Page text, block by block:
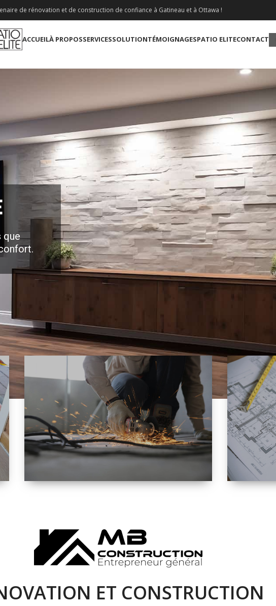
de rénovation et de construction de confiance à Gatineau et à Ottawa !
ACCUEILÀ PROPOSSERVICESSOLUTIONTÉMOIGNAGESPATIO ELITECONTACT
que
INTÉRIEURE ET
EXTÉRIEURE
ET CONSTRUCTION